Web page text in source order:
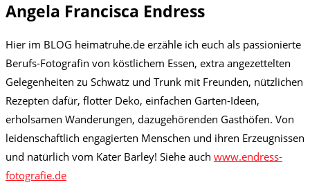
Angela Francisca Endress
Hier im BLOG heimatruhe.de erzähle ich euch als passionierte
Berufs-Fotografin von köstlichem Essen, extra angezettelten
Gelegenheiten zu Schwatz und Trunk mit Freunden, nützlichen
Rezepten dafür, flotter Deko, einfachen Garten-Ideen,
erholsamen Wanderungen, dazugehörenden Gasthöfen. Von
leidenschaftlich engagierten Menschen und ihren Erzeugnissen
und natürlich vom Kater Barley! Siehe auch www.endress-
fotografie.de